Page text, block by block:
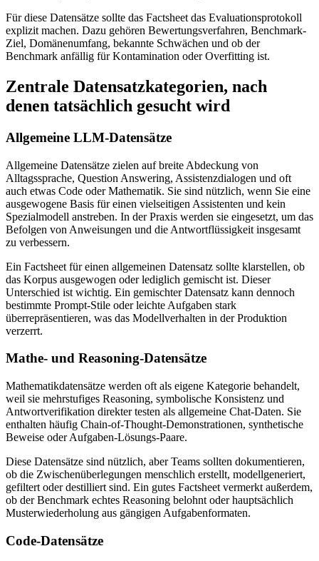
Für diese Datensätze sollte das Factsheet das Evaluationsprotokoll
explizit machen. Dazu gehören Bewertungsverfahren, Benchmark-
Ziel, Domänenumfang, bekannte Schwächen und ob der
Benchmark anfällig für Kontamination oder Overfitting ist.
Zentrale Datensatzkategorien, nach
denen tatsächlich gesucht wird
Allgemeine LLM-Datensätze
Allgemeine Datensätze zielen auf breite Abdeckung von
Alltagssprache, Question Answering, Assistenzdialogen und oft
auch etwas Code oder Mathematik. Sie sind nützlich, wenn Sie eine
ausgewogene Basis für einen vielseitigen Assistenten und kein
Spezialmodell anstreben. In der Praxis werden sie eingesetzt, um das
Befolgen von Anweisungen und die Antwortflüssigkeit insgesamt
zu verbessern.
Ein Factsheet für einen allgemeinen Datensatz sollte klarstellen, ob
das Korpus ausgewogen oder lediglich gemischt ist. Dieser
Unterschied ist wichtig. Ein gemischter Datensatz kann dennoch
bestimmte Prompt-Stile oder leichte Aufgaben stark
überrepräsentieren, was das Modellverhalten in der Produktion
verzerrt.
Mathe- und Reasoning-Datensätze
Mathematikdatensätze werden oft als eigene Kategorie behandelt,
weil sie mehrstufiges Reasoning, symbolische Konsistenz und
Antwortverifikation direkter testen als allgemeine Chat-Daten. Sie
enthalten häufig Chain-of-Thought-Demonstrationen, synthetische
Beweise oder Aufgaben-Lösungs-Paare.
Diese Datensätze sind nützlich, aber Teams sollten dokumentieren,
ob die Zwischenüberlegungen menschlich erstellt, modellgeneriert,
gefiltert oder destilliert sind. Ein gutes Factsheet vermerkt außerdem,
ob der Benchmark echtes Reasoning belohnt oder hauptsächlich
Musterwiederholung aus gängigen Aufgabenformaten.
Code-Datensätze